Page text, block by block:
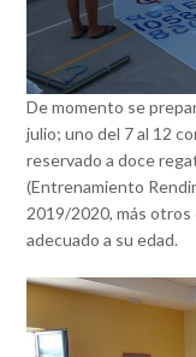
De momento se
julio; uno del 7 al 12
reservado a doce
(Entrenamiento
2019/2020, más
adecuado a su edad.